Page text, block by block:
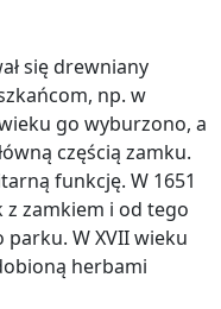
się drewniany
np. w
go wyburzono, a
częścią zamku.
funkcję. W 1651
z zamkiem i od tego
parku. W XVII wieku
herbami